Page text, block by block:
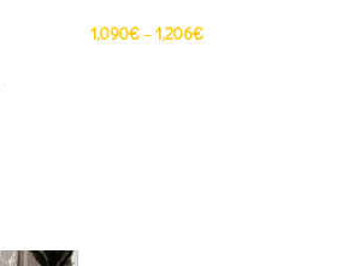
1,090€–1,206€